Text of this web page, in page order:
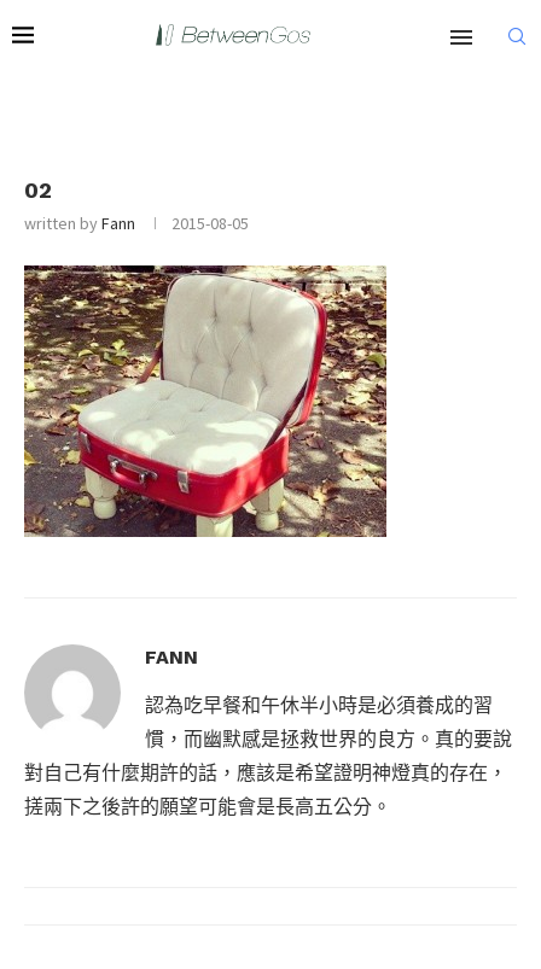
02
written byFann 2015-08-05
FANN
認為吃早餐和午休半小時是必須養成的習
慣，而幽默感是拯救世界的良方。真的要說
對自己有什麼期許的話，應該是希望證明神燈真的存在，
搓兩下之後許的願望可能會是長高五公分。